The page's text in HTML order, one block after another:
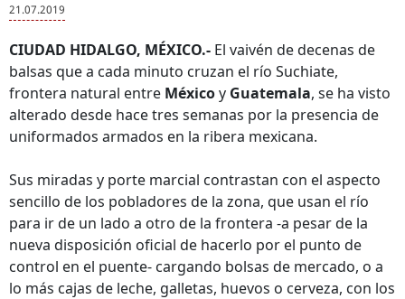
21.07.2019
CIUDAD HIDALGO, MÉXICO.- El vaivén de decenas de
balsas que a cada minuto cruzan el río Suchiate,
frontera natural entre Méxicoy Guatemala, se ha visto
alterado desde hace tres semanas por la presencia de
uniformados armados en la ribera mexicana.
Sus miradas y porte marcial contrastan con el aspecto
sencillo de los pobladores de la zona, que usan el río
para ir de un lado a otro de la frontera -a pesar de la
nueva disposición oficial de hacerlo por el punto de
control en el puente- cargando bolsas de mercado, o a
lo más cajas de leche, galletas, huevos o cerveza, con los